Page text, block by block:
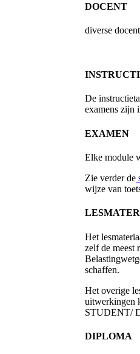
DOCENT
diverse
De
examens zijn
EXAMEN
Elke module
Zie verder de
wijze van
Het
zelf de meest
schaffen.
Het overige
uitwerkingen
STUDENT/
DIPLOMA